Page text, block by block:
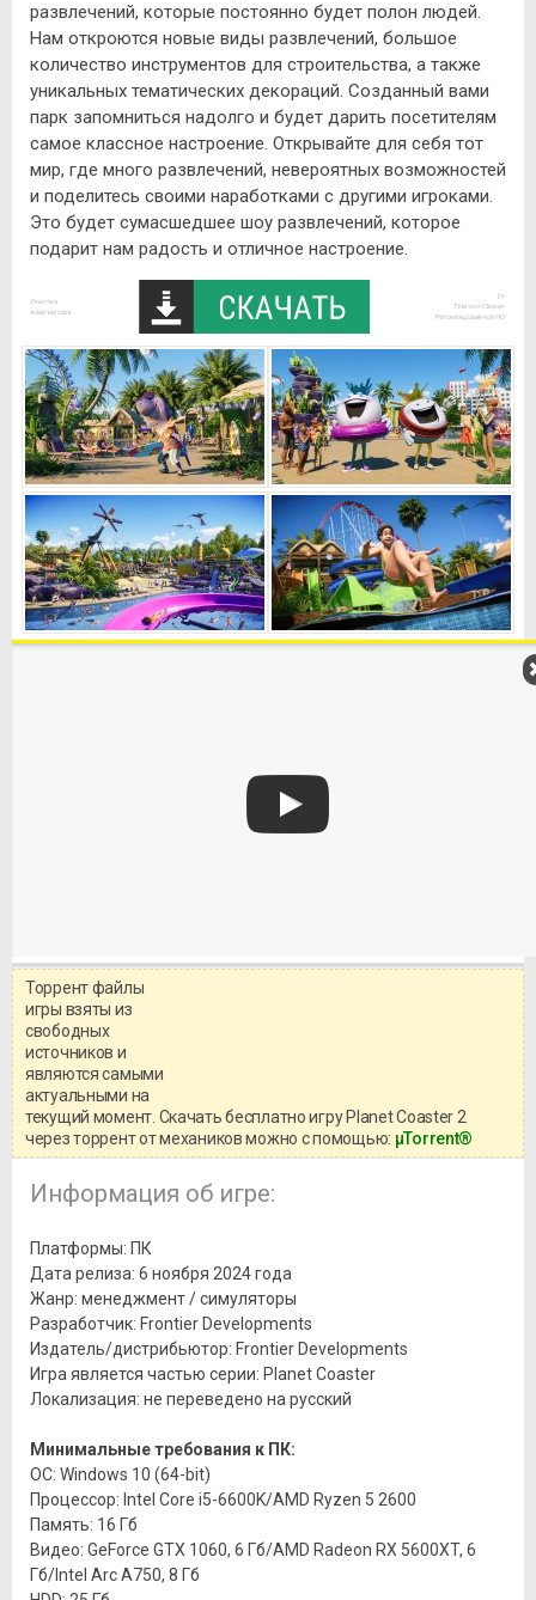
развлечений, которые постоянно будет полон людей.
Нам откроются новые виды развлечений, большое
количество инструментов для строительства, а также
уникальных тематических декораций. Созданный вами
парк запомниться надолго и будет дарить посетителям
самое классное настроение. Открывайте для себя тот
мир, где много развлечений, невероятных возможностей
и поделитесь своими наработками с другими игроками.
Это будет сумасшедшее шоу развлечений, которое
подарит нам радость и отличное настроение.
Торрент файлы
игры взяты из
свободных
источников и
являются самыми
актуальными на
текущий момент. Скачать бесплатно игру Planet Coaster 2
через торрент от механиков можно с помощью: μTorrent®
Информация об игре:
Платформы: ПК
Дата релиза: 6 ноября 2024 года
Жанр: менеджмент / симуляторы
Разработчик: Frontier Developments
Издатель/дистрибьютор: Frontier Developments
Игра является частью серии: Planet Coaster
Локализация: не переведено на русский
Минимальные требования к ПК:
ОС: Windows 10 (64-bit)
Процессор: Intel Core i5-6600K/AMD Ryzen 5 2600
Память: 16 Гб
Видео: GeForce GTX 1060, 6 Гб/AMD Radeon RX 5600XT, 6
Гб/Intel Arc A750, 8 Гб